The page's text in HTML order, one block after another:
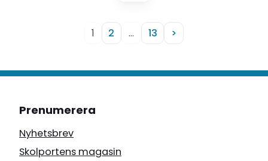
1 2 … 13 >
Prenumerera
Nyhetsbrev
Skolportens magasin